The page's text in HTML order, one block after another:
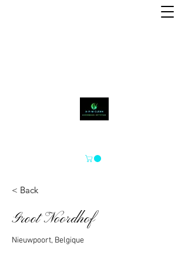
< Back
Groot Noordhof
Nieuwpoort, Belgique